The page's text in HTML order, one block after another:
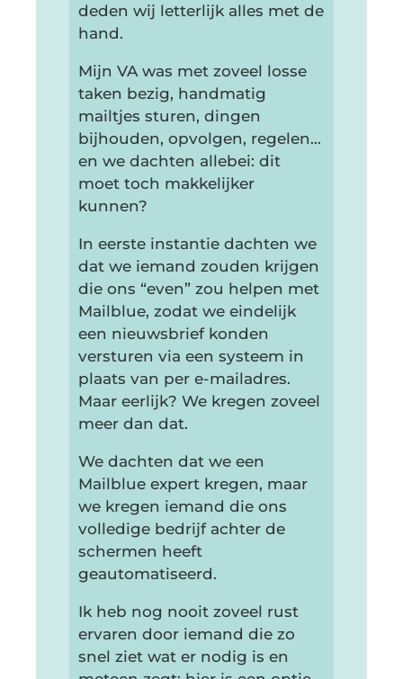
deden wij letterlijk alles met de
hand.
Mijn VA was met zoveel losse
taken bezig, handmatig
mailtjes sturen, dingen
bijhouden, opvolgen, regelen…
en we dachten allebei: dit
moet toch makkelijker
kunnen?
In eerste instantie dachten we
dat we iemand zouden krijgen
die ons “even” zou helpen met
Mailblue, zodat we eindelijk
een nieuwsbrief konden
versturen via een systeem in
plaats van per e-mailadres.
Maar eerlijk? We kregen zoveel
meer dan dat.
We dachten dat we een
Mailblue expert kregen, maar
we kregen iemand die ons
volledige bedrijf achter de
schermen heeft
geautomatiseerd.
Ik heb nog nooit zoveel rust
ervaren door iemand die zo
snel ziet wat er nodig is en